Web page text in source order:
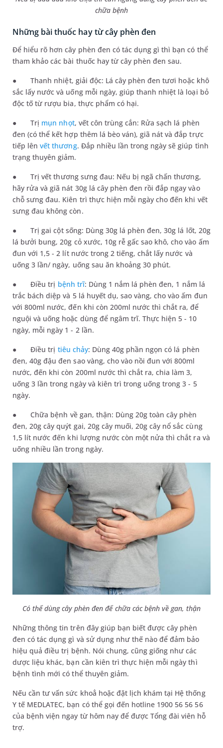
chữa bệnh
Những bài thuốc hay từ cây phèn đen
Để hiểu rõ hơn cây phèn đen có tác dụng gì thì bạn có thể
tham khảo các bài thuốc hay từ cây phèn đen sau.
●
Thanh nhiệt, giải độc: Lá cây phèn đen tươi hoặc khô
sắc lấy nước và uống mỗi ngày, giúp thanh nhiệt là loại bỏ
độc tố từ rượu bia, thực phẩm có hại.
● Trị mụn nhọt, vết côn trùng cắn: Rửa sạch lá phèn
đen (có thể kết hợp thêm lá bèo ván), giã nát và đắp trực
tiếp lênvết thương. Đắp nhiều lần trong ngày sẽ giúp tình
trạng thuyên giảm.
●
Trị vết thương sưng đau: Nếu bị ngã chấn thương,
hãy rửa và giã nát 30g lá cây phèn đen rồi đắp ngay vào
chỗ sưng đau. Kiên trì thực hiện mỗi ngày cho đến khi vết
sưng đau không còn.
●
Trị gai cột sống: Dùng 30g lá phèn đen, 30g lá lốt, 20g
lá bưởi bung, 20g cỏ xước, 10g rễ gấc sao khô, cho vào ấm
đun với 1,5 - 2 lít nước trong 2 tiếng, chắt lấy nước và
uống 3 lần/ ngày, uống sau ăn khoảng 30 phút.
● Điều trị bệnh trĩ: Dùng 1 nắm lá phèn đen, 1 nắm lá
trắc bách diệp và 5 lá huyết dụ, sao vàng, cho vào ấm đun
với 800ml nước, đến khi còn 200ml nước thì chắt ra, để
nguội và uống hoặc dùng để ngâm trĩ. Thực hiện 5 - 10
ngày, mỗi ngày 1 - 2 lần.
● Điều trị tiêu chảy: Dùng 40g phần ngọn có lá phèn
đen, 40g đậu đen sao vàng, cho vào nồi đun với 800ml
nước, đến khi còn 200ml nước thì chắt ra, chia làm 3,
uống 3 lần trong ngày và kiên trì trong uống trong 3 - 5
ngày.
●
Chữa bệnh về gan, thận: Dùng 20g toàn cây phèn
đen, 20g cây quýt gai, 20g cây muối, 20g cây nổ sắc cùng
1,5 lít nước đến khi lượng nước còn một nửa thì chắt ra và
uống nhiều lần trong ngày.
Có thể dùng cây phèn đen để chữa các bệnh về gan, thận
Những thông tin trên đây giúp bạn biết được cây phèn
đen có tác dụng gì và sử dụng như thế nào để đảm bảo
hiệu quả điều trị bệnh. Nói chung, cũng giống như các
dược liệu khác, bạn cần kiên trì thực hiện mỗi ngày thì
bệnh tình mới có thể thuyên giảm.
Nếu cần tư vấn sức khoẳ hoặc đặt lịch khám tại Hệ thống
Y tế MEDLATEC, bạn có thể gọi đến hotline 1900 56 56 56
của bệnh viện ngay từ hôm nay để được Tổng đài viên hỗ
trợ.